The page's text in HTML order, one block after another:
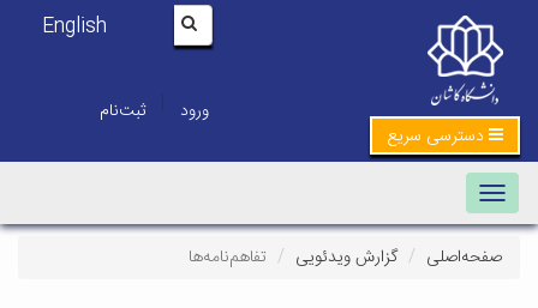
English
ورود | ثبت‌نام
دسترسی سریع
Toggle navigation
صفحه‌اصلی گزارش ویدئویی تفاهم‌نامه‌ها